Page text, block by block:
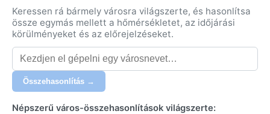
Keressen rá bármely városra világszerte, és hasonlítsa
össze egymás mellett a hőmérsékletet, az időjárási
körülményeket és az előrejelzéseket.
Összehasonlítás →
Népszerű város-összehasonlítások világszerte: